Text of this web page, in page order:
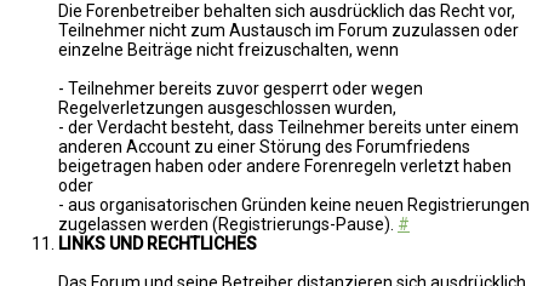
Die Forenbetreiber behalten sich ausdrücklich das Recht vor,
Teilnehmer nicht zum Austausch im Forum zuzulassen oder
einzelne Beiträge nicht freizuschalten, wenn
- Teilnehmer bereits zuvor gesperrt oder wegen
Regelverletzungen ausgeschlossen wurden,
- der Verdacht besteht, dass Teilnehmer bereits unter einem
anderen Account zu einer Störung des Forumfriedens
beigetragen haben oder andere Forenregeln verletzt haben
oder
- aus organisatorischen Gründen keine neuen Registrierungen
zugelassen werden (Registrierungs-Pause). #
LINKS UND RECHTLICHES